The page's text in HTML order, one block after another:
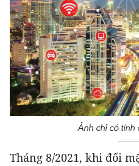
Ảnh chỉ có tính
Tháng 8/2021, khi đối